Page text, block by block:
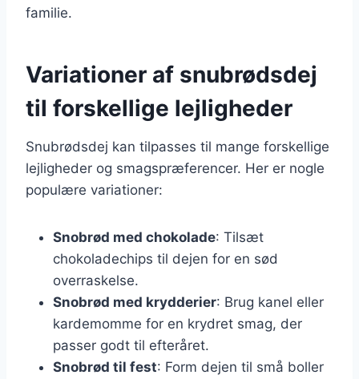
familie.
Variationer af snubrødsdej
til forskellige lejligheder
Snubrødsdej kan tilpasses til mange forskellige
lejligheder og smagspræferencer. Her er nogle
populære variationer:
Snobrød med chokolade: Tilsæt
chokoladechips til dejen for en sød
overraskelse.
Snobrød med krydderier: Brug kanel eller
kardemomme for en krydret smag, der
passer godt til efteråret.
Snobrød til fest: Form dejen til små boller